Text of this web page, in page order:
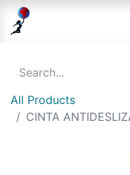
All Products
CINTA